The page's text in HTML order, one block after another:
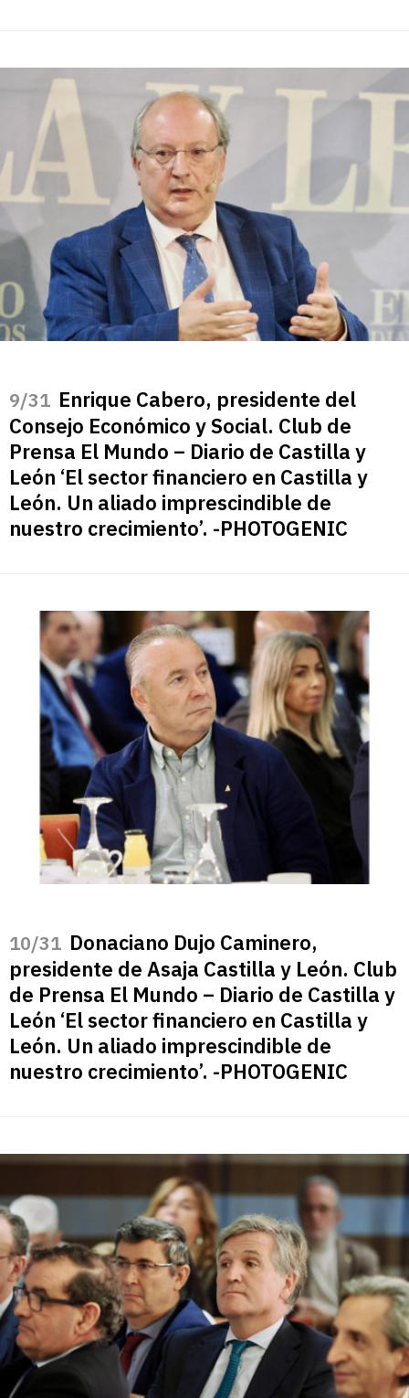
/31 Enrique Cabero, presidente del
Consejo Económico y Social. Club de
Prensa El Mundo – Diario de Castilla y
León ‘El sector financiero en Castilla y
León. Un aliado imprescindible de
nuestro crecimiento’. -PHOTOGENIC
/31 Donaciano Dujo Caminero,
presidente de Asaja Castilla y León. Club
de Prensa El Mundo – Diario de Castilla y
León ‘El sector financiero en Castilla y
León. Un aliado imprescindible de
nuestro crecimiento’. -PHOTOGENIC